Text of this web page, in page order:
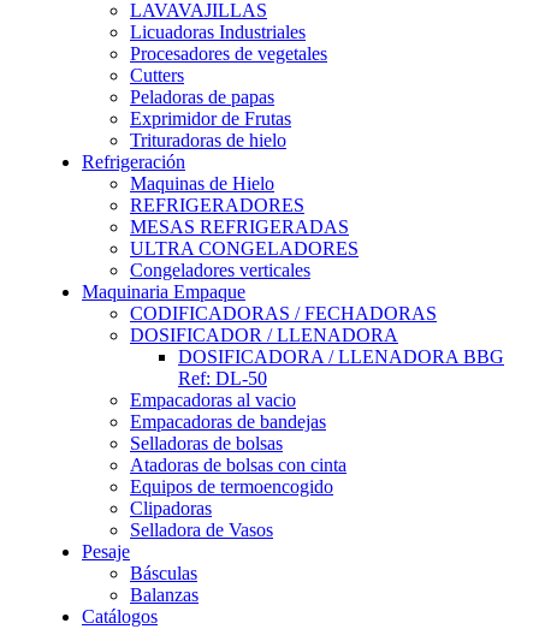
LAVAVAJILLAS
Licuadoras Industriales
Procesadores de vegetales
Cutters
Peladoras de papas
Exprimidor de Frutas
Trituradoras de hielo
Refrigeración
Maquinas de Hielo
REFRIGERADORES
MESAS REFRIGERADAS
ULTRA CONGELADORES
Congeladores verticales
Maquinaria Empaque
CODIFICADORAS / FECHADORAS
DOSIFICADOR / LLENADORA
DOSIFICADORA / LLENADORA BBG
Ref: DL-50
Empacadoras al vacio
Empacadoras de bandejas
Selladoras de bolsas
Atadoras de bolsas con cinta
Equipos de termoencogido
Clipadoras
Selladora de Vasos
Pesaje
Básculas
Balanzas
Catálogos